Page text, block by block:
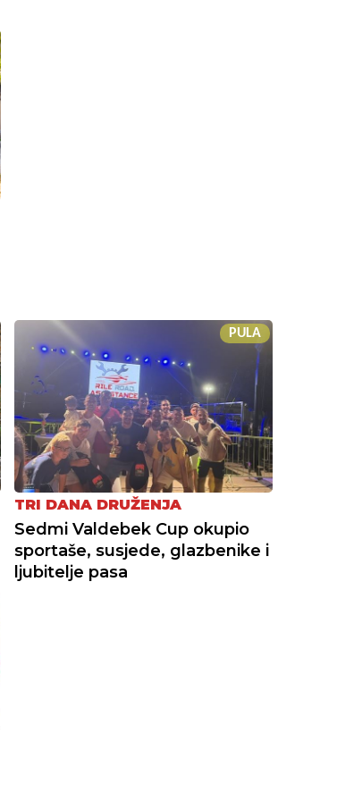
PULA
TRI DANA DRUŽENJA
Sedmi Valdebek Cup okupio
sportaše, susjede, glazbenike i
ljubitelje pasa